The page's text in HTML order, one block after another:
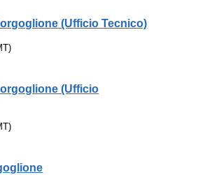
(Ufficio Tecnico)
(Ufficio